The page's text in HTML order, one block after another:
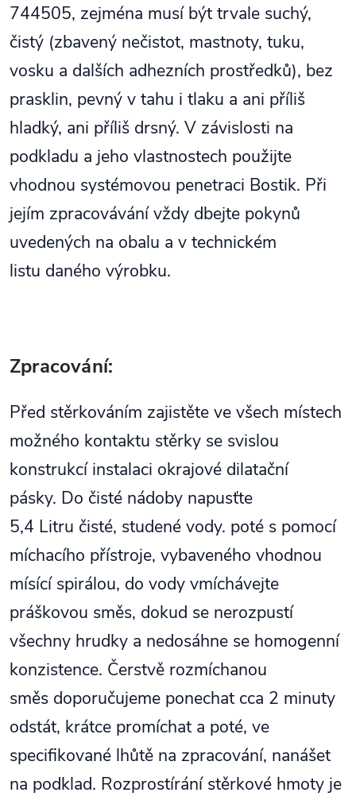
744505, zejména musí být trvale suchý,
čistý (zbavený nečistot, mastnoty, tuku,
vosku a dalších adhezních prostředků), bez
prasklin, pevný v tahu i tlaku a ani příliš
hladký, ani příliš drsný. V závislosti na
podkladu a jeho vlastnostech použijte
vhodnou systémovou penetraci Bostik. Při
jejím zpracovávání vždy dbejte pokynů
uvedených na obalu a v technickém
listu daného výrobku.
Zpracování:
Před stěrkováním zajistěte ve všech místech
možného kontaktu stěrky se svislou
konstrukcí instalaci okrajové dilatační
pásky. Do čisté nádoby napusťte
5,4 Litru čisté, studené vody. poté s pomocí
míchacího přístroje, vybaveného vhodnou
mísící spirálou, do vody vmíchávejte
práškovou směs, dokud se nerozpustí
všechny hrudky a nedosáhne se homogenní
konzistence. Čerstvě rozmíchanou
směs doporučujeme ponechat cca 2 minuty
odstát, krátce promíchat a poté, ve
specifikované lhůtě na zpracování, nanášet
na podklad. Rozprostírání stěrkové hmoty je